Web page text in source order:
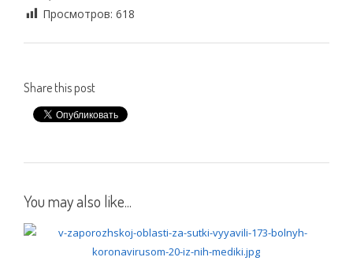
Просмотров: 618
Share this post
You may also like...